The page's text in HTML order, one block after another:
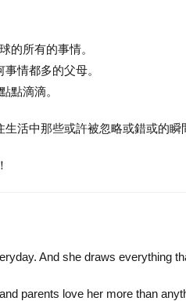
的所有的事情。
情都多的父母。
點滴滴。
活中那些或許被忽略或錯或的瞬
And she draws everything
parents love her more than